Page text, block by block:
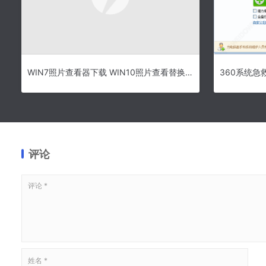
WIN7照片查看器下载 WIN10照片查看替换为WIN7照片查看器 免费版
评论